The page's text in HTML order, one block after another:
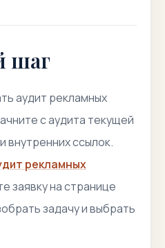
шаг
аудит рекламных
с аудита текущей
внутренних ссылок.
рекламных
заявку на странице
задачу и выбрать